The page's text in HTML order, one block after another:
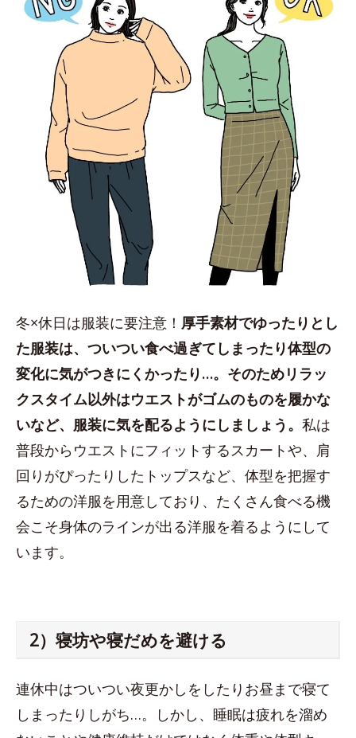
冬×休日は服装に要注意！ 厚手素材でゆったりとし
た服装は、ついつい食べ過ぎてしまったり体型の
変化に気がつきにくかったり…。そのためリラッ
クスタイム以外はウエストがゴムのものを履かな
いなど、服装に気を配るようにしましょう。 私は
普段からウエストにフィットするスカートや、肩
回りがぴったりしたトップスなど、体型を把握す
るための洋服を用意しており、たくさん食べる機
会こそ身体のラインが出る洋服を着るようにして
います。
2）寝坊や寝だめを避ける
連休中はついつい夜更かしをしたりお昼まで寝て
しまったりしがち…。しかし、睡眠は疲れを溜め